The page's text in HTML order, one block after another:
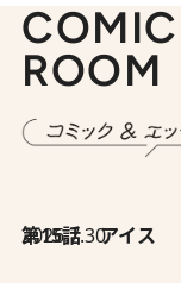
ROOM
2026.7.30
第15話 アイス